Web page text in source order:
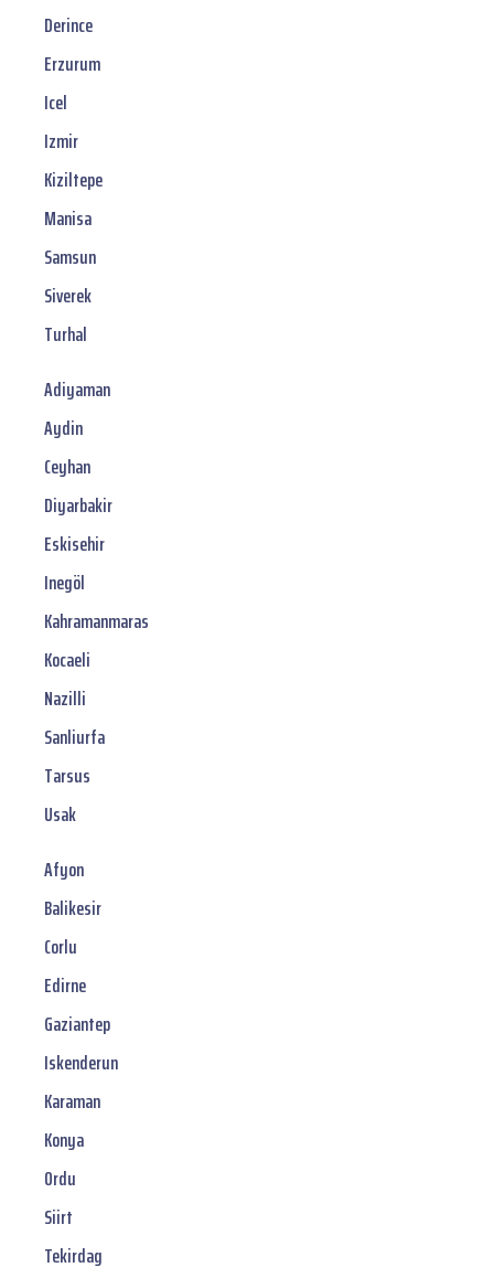
Derince
Erzurum
Icel
Izmir
Kiziltepe
Manisa
Samsun
Siverek
Turhal
Adiyaman
Aydin
Ceyhan
Diyarbakir
Eskisehir
Inegöl
Kahramanmaras
Kocaeli
Nazilli
Sanliurfa
Tarsus
Usak
Afyon
Balikesir
Corlu
Edirne
Gaziantep
Iskenderun
Karaman
Konya
Ordu
Siirt
Tekirdag